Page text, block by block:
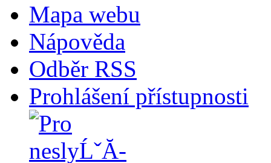
Mapa webu
Nápověda
Odběr RSS
Prohlášení přístupnosti